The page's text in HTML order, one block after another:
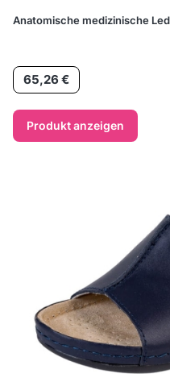
Anatomische medizinische
Preis
65,26 €
Produkt anzeigen